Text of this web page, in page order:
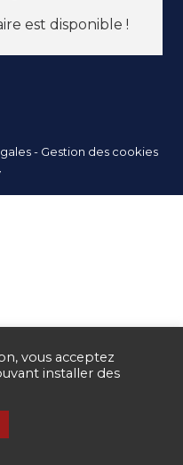
est disponible !
- Gestion des cookies
vous acceptez
installer des